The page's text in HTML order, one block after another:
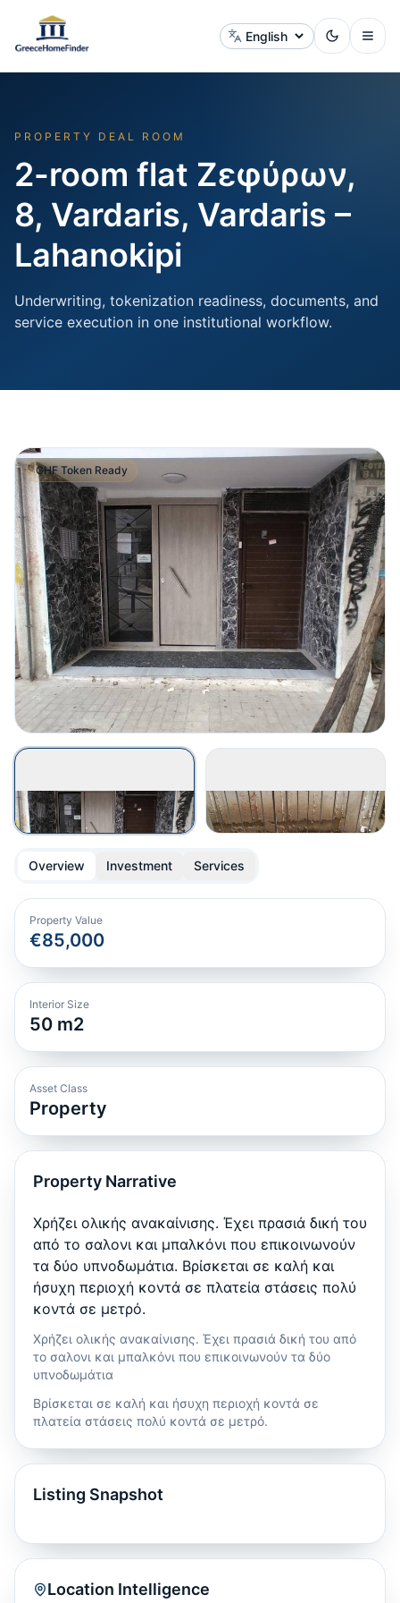
Change language
PROPERTY DEAL ROOM
2-room flat Ζεφύρων,
8, Vardaris, Vardaris –
Lahanokipi
Underwriting, tokenization readiness, documents, and
service execution in one institutional workflow.
GHF Token Ready
Overview Investment Services
Property Value
€85,000
Interior Size
50 m2
Asset Class
Property
Property Narrative
Χρήζει ολικής ανακαίνισης. Έχει πρασιά δική του
από το σαλονι και μπαλκόνι που επικοινωνούν
τα δύο υπνοδωμάτια. Βρίσκεται σε καλή και
ήσυχη περιοχή κοντά σε πλατεία στάσεις πολύ
κοντά σε μετρό.
Χρήζει ολικής ανακαίνισης. Έχει πρασιά δική του από
το σαλονι και μπαλκόνι που επικοινωνούν τα δύο
υπνοδωμάτια
Βρίσκεται σε καλή και ήσυχη περιοχή κοντά σε
πλατεία στάσεις πολύ κοντά σε μετρό.
Listing Snapshot
Location Intelligence